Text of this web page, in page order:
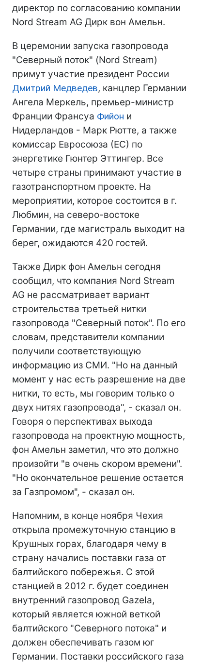
директор по согласованию компании
Nord Stream AG Дирк вон Амельн.
В церемонии запуска газопровода
"Северный поток" (Nord Stream)
примут участие президент России
Дмитрий Медведев, канцлер Германии
Ангела Меркель, премьер-министр
Франции Франсуа Фийон и
Нидерландов - Марк Рютте, а также
комиссар Евросоюза (ЕС) по
энергетике Гюнтер Эттингер. Все
четыре страны принимают участие в
газотранспортном проекте. На
мероприятии, которое состоится в г.
Любмин, на северо-востоке
Германии, где магистраль выходит на
берег, ожидаются 420 гостей.
Также Дирк фон Амельн сегодня
сообщил, что компания Nord Stream
AG не рассматривает вариант
строительства третьей нитки
газопровода "Северный поток". По его
словам, представители компании
получили соответствующую
информацию из СМИ. "Но на данный
момент у нас есть разрешение на две
нитки, то есть, мы говорим только о
двух нитях газопровода", - сказал он.
Говоря о перспективах выхода
газопровода на проектную мощность,
фон Амельн заметил, что это должно
произойти "в очень скором времени".
"Но окончательное решение остается
за Газпромом", - сказал он.
Напомним, в конце ноября Чехия
открыла промежуточную станцию в
Крушных горах, благодаря чему в
страну начались поставки газа от
балтийского побережья. С этой
станцией в 2012 г. будет соединен
внутренний газопровод Gazela,
который является южной веткой
балтийского "Северного потока" и
должен обеспечивать газом юг
Германии. Поставки российского газа